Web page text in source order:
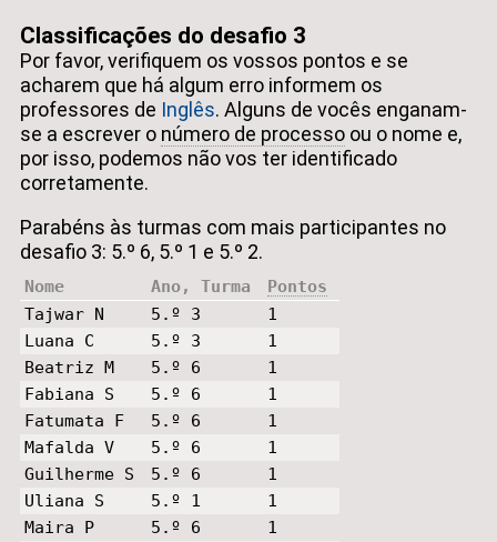
Classificações do desafio 3
Por favor, verifiquem os vossos pontos e se
acharem que há algum erro informem os
professores de Inglês. Alguns de vocês enganam-
se a escrever o número de processo ou o nome e,
por isso, podemos não vos ter identificado
corretamente.
Parabéns às turmas com mais participantes no
desafio 3: 5.º 6, 5.º 1 e 5.º 2.
Nome Ano, Turma
Pontos
Tajwar N
5.º 3
1
Luana C
5.º 3
1
Beatriz M
5.º 6
1
Fabiana S
5.º 6
1
Fatumata F
5.º 6
1
Mafalda V
5.º 6
1
Guilherme S
5.º 6
1
Uliana S
5.º 1
1
Maira P
5.º 6
1